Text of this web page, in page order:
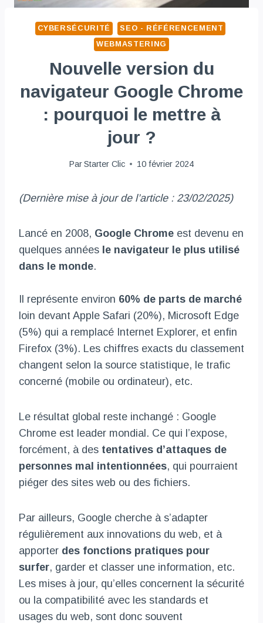
CYBERSÉCURITÉ
SEO - RÉFÉRENCEMENT
WEBMASTERING
Nouvelle version du
navigateur Google Chrome
: pourquoi le mettre à
jour ?
ParStarter Clic 10 février 2024
(Dernière mise à jour de l’article : 23/02/2025)
Lancé en 2008, Google Chrome est devenu en
quelques années le navigateur le plus utilisé
dans le monde.
Il représente environ 60% de parts de marché
loin devant Apple Safari (20%), Microsoft Edge
(5%) qui a remplacé Internet Explorer, et enfin
Firefox (3%). Les chiffres exacts du classement
changent selon la source statistique, le trafic
concerné (mobile ou ordinateur), etc.
Le résultat global reste inchangé : Google
Chrome est leader mondial. Ce qui l’expose,
forcément, à des tentatives d’attaques de
personnes mal intentionnées, qui pourraient
piéger des sites web ou des fichiers.
Par ailleurs, Google cherche à s’adapter
régulièrement aux innovations du web, et à
apporter des fonctions pratiques pour
surfer, garder et classer une information, etc.
Les mises à jour, qu’elles concernent la sécurité
ou la compatibilité avec les standards et
usages du web, sont donc souvent